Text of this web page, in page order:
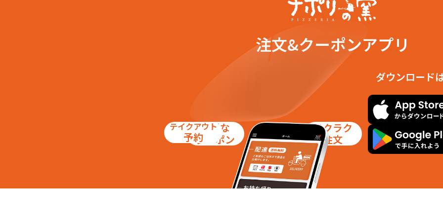
注文&クーポンアプリ
お得な
クーポン
テイクアウト
予約
ラクラク
注文
ダウンロード